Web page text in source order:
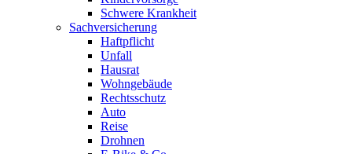
Schwere Krankheit
Sachversicherung
Haftpflicht
Unfall
Hausrat
Wohngebäude
Rechtsschutz
Auto
Reise
Drohnen